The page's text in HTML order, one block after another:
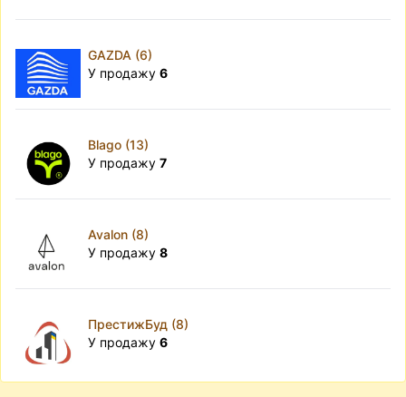
GAZDA (6)
У продажу 6
Blago (13)
У продажу 7
Avalon (8)
У продажу 8
ПрестижБуд (8)
У продажу 6